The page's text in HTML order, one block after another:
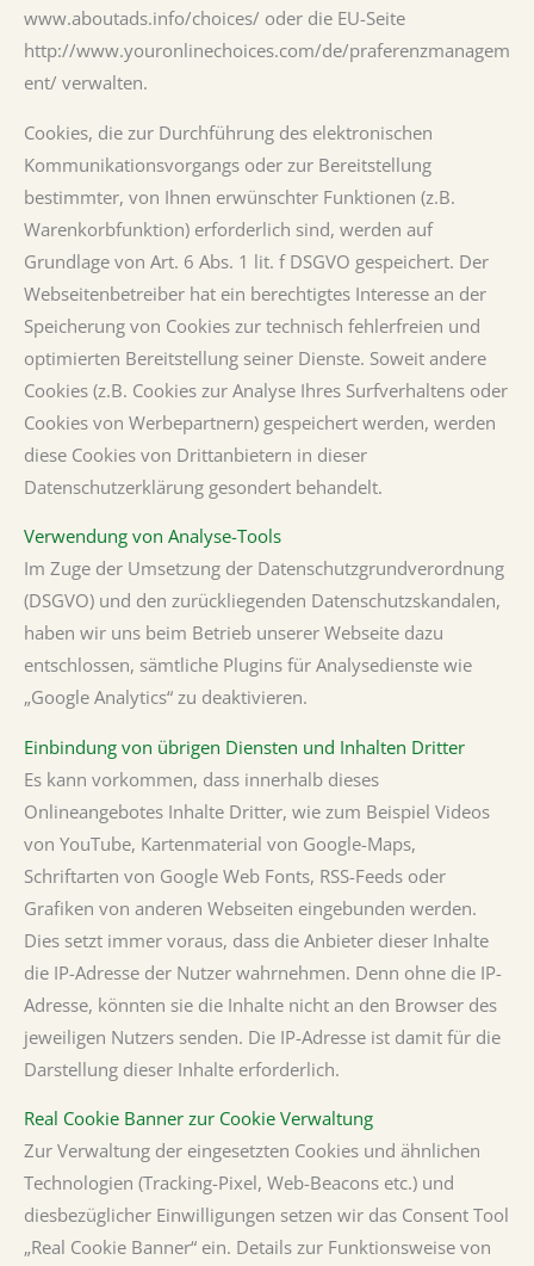
www.aboutads.info/choices/ oder die EU-Seite
http://www.youronlinechoices.com/de/praferenzmanagem
ent/ verwalten.
Cookies, die zur Durchführung des elektronischen
Kommunikationsvorgangs oder zur Bereitstellung
bestimmter, von Ihnen erwünschter Funktionen (z.B.
Warenkorbfunktion) erforderlich sind, werden auf
Grundlage von Art. 6 Abs. 1 lit. f DSGVO gespeichert. Der
Webseitenbetreiber hat ein berechtigtes Interesse an der
Speicherung von Cookies zur technisch fehlerfreien und
optimierten Bereitstellung seiner Dienste. Soweit andere
Cookies (z.B. Cookies zur Analyse Ihres Surfverhaltens oder
Cookies von Werbepartnern) gespeichert werden, werden
diese Cookies von Drittanbietern in dieser
Datenschutzerklärung gesondert behandelt.
Verwendung von Analyse-Tools
Im Zuge der Umsetzung der Datenschutzgrundverordnung
(DSGVO) und den zurückliegenden Datenschutzskandalen,
haben wir uns beim Betrieb unserer Webseite dazu
entschlossen, sämtliche Plugins für Analysedienste wie
„Google Analytics“ zu deaktivieren.
Einbindung von übrigen Diensten und Inhalten Dritter
Es kann vorkommen, dass innerhalb dieses
Onlineangebotes Inhalte Dritter, wie zum Beispiel Videos
von YouTube, Kartenmaterial von Google-Maps,
Schriftarten von Google Web Fonts, RSS-Feeds oder
Grafiken von anderen Webseiten eingebunden werden.
Dies setzt immer voraus, dass die Anbieter dieser Inhalte
die IP-Adresse der Nutzer wahrnehmen. Denn ohne die IP-
Adresse, könnten sie die Inhalte nicht an den Browser des
jeweiligen Nutzers senden. Die IP-Adresse ist damit für die
Darstellung dieser Inhalte erforderlich.
Real Cookie Banner zur Cookie Verwaltung
Zur Verwaltung der eingesetzten Cookies und ähnlichen
Technologien (Tracking-Pixel, Web-Beacons etc.) und
diesbezüglicher Einwilligungen setzen wir das Consent Tool
„Real Cookie Banner“ ein. Details zur Funktionsweise von